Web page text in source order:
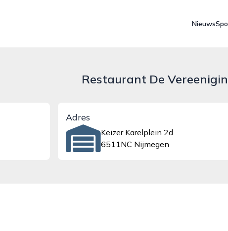
Nieuws
Restaurant De
Adres
Keizer Karelplein 2d
6511NC Nijmegen